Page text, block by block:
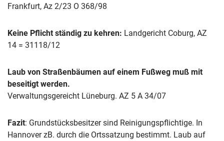
Frankfurt, Az 2/23 O 368/98
Keine Pflicht ständig zu kehren: Landgericht Coburg, AZ
14 = 31118/12
Laub von Straßenbäumen auf einem Fußweg muß mit
beseitigt werden.
Verwaltungsgereicht Lüneburg. AZ 5 A 34/07
Fazit: Grundstücksbesitzer sind Reinigungspflichtige. In
Hannover zB. durch die Ortssatzung bestimmt. Laub auf